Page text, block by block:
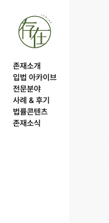
존재소개
입법 아카이브
전문분야
사례 & 후기
법률콘텐츠
존재소식